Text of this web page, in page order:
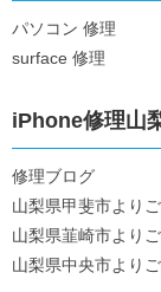
パソコン 修理
surface 修理
iPhone修理山
修理ブログ
山梨県甲斐市より
山梨県韮崎市より
山梨県中央市より